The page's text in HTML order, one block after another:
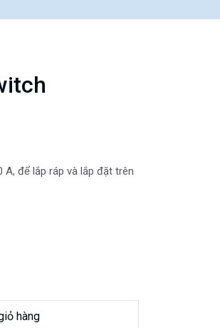
A, để lắp ráp và lắp đặt trên
hàng